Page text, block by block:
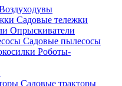
Садовые тележки
Опрыскиватели
Садовые пылесосы
Роботы-
Садовые тракторы